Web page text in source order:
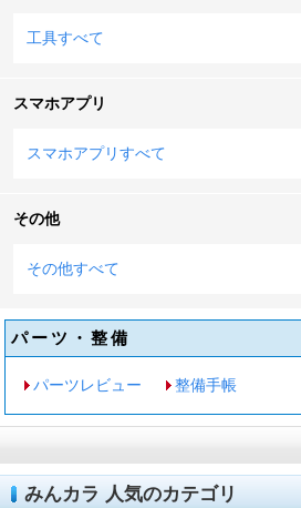
工具すべて
スマホアプリ
スマホアプリすべて
その他
その他すべて
パーツ・整備
パーツレビュー 整備手帳
みんカラ 人気のカテゴリ